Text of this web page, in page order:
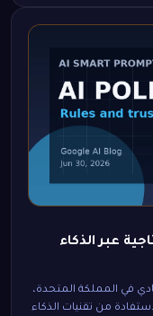
عبر الذكاء
في المملكة المتحدة،
من تقنيات الذكاء